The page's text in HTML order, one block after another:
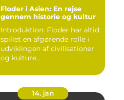
Floder i Asien: En rejse
gennem historie og kultur
Introduktion: Floder har altid
spillet en afgørende rolle i
udviklingen af civilisationer
og kulture...
14. jan